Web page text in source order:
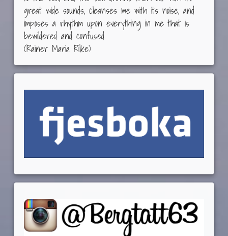
great wide sounds, cleanses me with its noise, and
imposes a rhythm upon everything in me that is
bewildered and confused.
(Rainer Maria Rilke)